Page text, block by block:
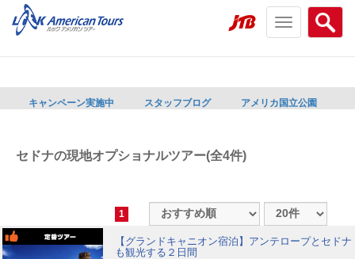
Search
menu
Toggle
navigation
キャンペーン実施中 スタッフブログ アメリカ国立公園
セドナの現地オプショナルツアー(全4件)
1
【グランドキャニオン宿泊】アンテロープとセドナ
も観光する２日間